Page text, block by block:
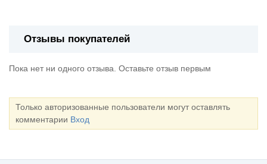
Отзывы покупателей
Пока нет ни одного отзыва. Оставьте отзыв первым
Только авторизованные пользователи могут оставлять
комментарии Вход